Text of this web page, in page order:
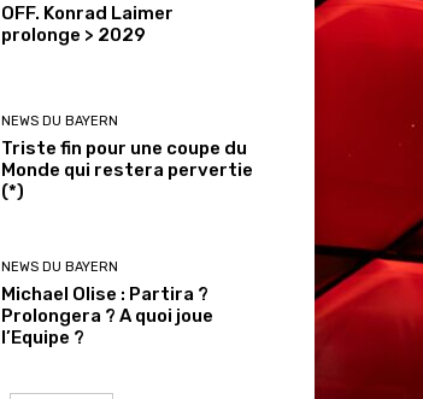
OFF. Konrad Laimer
prolonge > 2029
NEWS DU BAYERN
Triste fin pour une coupe du
Monde qui restera pervertie
(*)
NEWS DU BAYERN
Michael Olise : Partira ?
Prolongera ? A quoi joue
l’Equipe ?